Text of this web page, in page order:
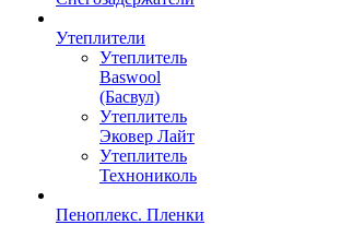
Утеплители
Утеплитель
Baswool
(Басвул)
Утеплитель
Эковер Лайт
Утеплитель
Технониколь
Пеноплекс. Пленки